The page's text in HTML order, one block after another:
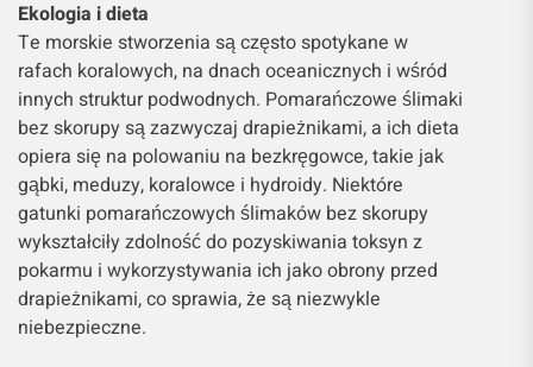
Ekologia i dieta
Te morskie stworzenia są często spotykane w
rafach koralowych, na dnach oceanicznych i wśród
innych struktur podwodnych. Pomarańczowe ślimaki
bez skorupy są zazwyczaj drapieżnikami, a ich dieta
opiera się na polowaniu na bezkręgowce, takie jak
gąbki, meduzy, koralowce i hydroidy. Niektóre
gatunki pomarańczowych ślimaków bez skorupy
wykształciły zdolność do pozyskiwania toksyn z
pokarmu i wykorzystywania ich jako obrony przed
drapieżnikami, co sprawia, że są niezwykle
niebezpieczne.